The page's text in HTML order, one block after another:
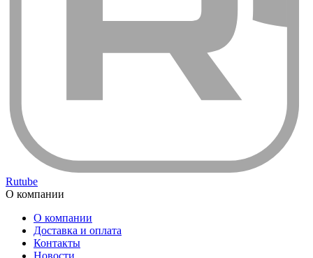
Rutube
О компании
О компании
Доставка и оплата
Контакты
Новости